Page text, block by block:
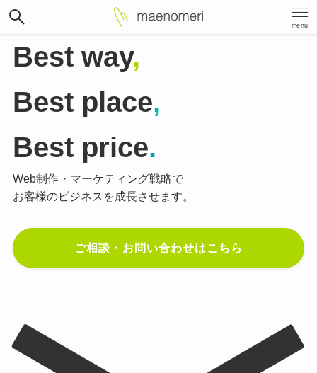
menu
Best way,
Best place,
Best price.
Web制作・マーケティング戦略で
お客様のビジネスを成長させます。
ご相談・お問い合わせはこちら